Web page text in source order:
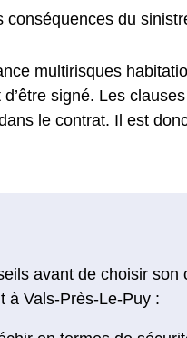
conséquences du
multirisques
signé. Les
le contrat. Il est
avant de choisir son
à Vals-Près-Le-Puy :